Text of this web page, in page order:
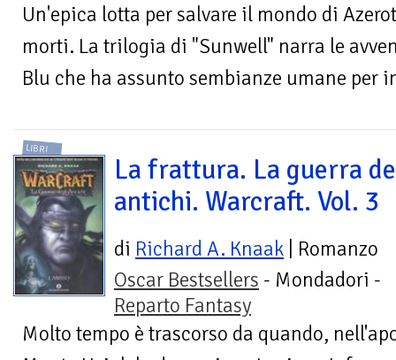
Un'epica lotta per salvare il mondo di
morti. La trilogia di "Sunwell" narra le
Blu che ha assunto sembianze umane per
LIBRI
La frattura. La guerra
antichi. Warcraft. Vol. 3
di Richard A. Knaak | Romanzo
Oscar Bestsellers - Mondadori -
Reparto Fantasy
Molto tempo è trascorso da quando,